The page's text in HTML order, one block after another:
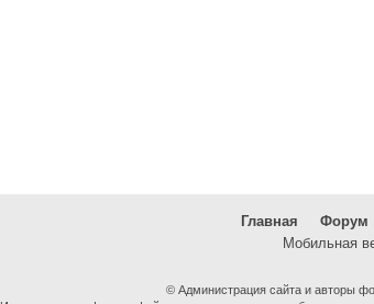
Главная Форум
Мобильная
© Администрация сайта и авторы